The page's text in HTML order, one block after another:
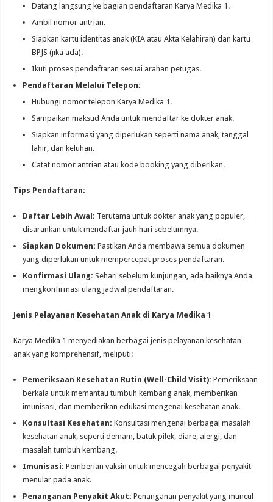
Datang langsung ke bagian pendaftaran Karya Medika 1.
Ambil nomor antrian.
Siapkan kartu identitas anak (KIA atau Akta Kelahiran) dan kartu
BPJS (jika ada).
Ikuti proses pendaftaran sesuai arahan petugas.
Pendaftaran Melalui Telepon:
Hubungi nomor telepon Karya Medika 1.
Sampaikan maksud Anda untuk mendaftar ke dokter anak.
Siapkan informasi yang diperlukan seperti nama anak, tanggal
lahir, dan keluhan.
Catat nomor antrian atau kode booking yang diberikan.
Tips Pendaftaran:
Daftar Lebih Awal: Terutama untuk dokter anak yang populer,
disarankan untuk mendaftar jauh hari sebelumnya.
Siapkan Dokumen: Pastikan Anda membawa semua dokumen
yang diperlukan untuk mempercepat proses pendaftaran.
Konfirmasi Ulang: Sehari sebelum kunjungan, ada baiknya Anda
mengkonfirmasi ulang jadwal pendaftaran.
Jenis Pelayanan Kesehatan Anak di Karya Medika 1
Karya Medika 1 menyediakan berbagai jenis pelayanan kesehatan
anak yang komprehensif, meliputi:
Pemeriksaan Kesehatan Rutin (Well-Child Visit): Pemeriksaan
berkala untuk memantau tumbuh kembang anak, memberikan
imunisasi, dan memberikan edukasi mengenai kesehatan anak.
Konsultasi Kesehatan: Konsultasi mengenai berbagai masalah
kesehatan anak, seperti demam, batuk pilek, diare, alergi, dan
masalah tumbuh kembang.
Imunisasi: Pemberian vaksin untuk mencegah berbagai penyakit
menular pada anak.
Penanganan Penyakit Akut: Penanganan penyakit yang muncul